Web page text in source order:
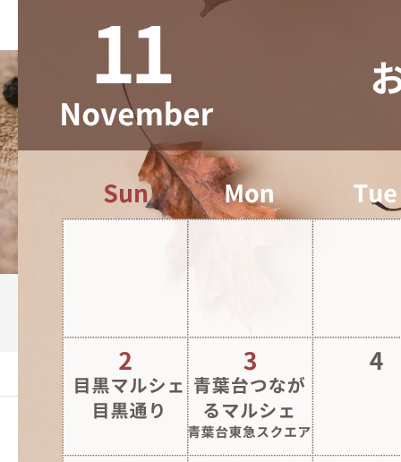
ブログ
ブログ パープル ホワイト イベント ハロ…
2025.10.30